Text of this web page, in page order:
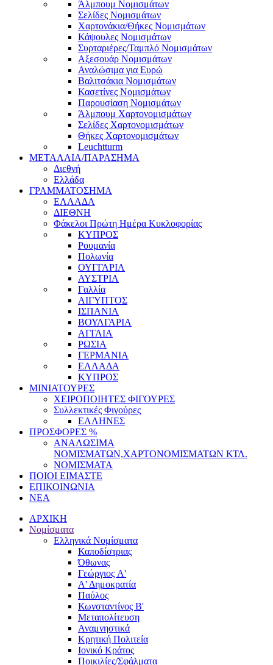
Άλμπουμ Νομισμάτων
Σελίδες Νομισμάτων
Χαρτονάκια/Θήκες Νομισμάτων
Κάψουλες Νομισμάτων
Συρταριέρες/Ταμπλό Νομισμάτων
Αξεσουάρ Νομισμάτων
Αναλώσιμα για Ευρώ
Βαλιτσάκια Νομισμάτων
Κασετίνες Νομισμάτων
Παρουσίαση Νομισμάτων
Άλμπουμ Χαρτονομισμάτων
Σελίδες Χαρτονομισμάτων
Θήκες Χαρτονομισμάτων
Leuchtturm
ΜΕΤΑΛΛΙΑ/ΠΑΡΑΣΗΜΑ
Διεθνή
Ελλάδα
ΓΡΑΜΜΑΤΟΣΗΜΑ
ΕΛΛΑΔΑ
ΔΙΕΘΝΗ
Φάκελοι Πρώτη Ημέρα Κυκλοφορίας
ΚΥΠΡΟΣ
Ρουμανία
Πολωνία
ΟΥΓΓΑΡΙΑ
ΑΥΣΤΡΙΑ
Γαλλία
ΑΙΓΥΠΤΟΣ
ΙΣΠΑΝΙΑ
ΒΟΥΛΓΑΡΙΑ
ΑΓΓΛΙΑ
ΡΩΣΙΑ
ΓΕΡΜΑΝΙΑ
ΕΛΛΑΔΑ
ΚΥΠΡΟΣ
ΜΙΝΙΑΤΟΥΡΕΣ
ΧΕΙΡΟΠΟΙΗΤΕΣ ΦΙΓΟΥΡΕΣ
Συλλεκτικές Φιγούρες
ΕΛΛΗΝΕΣ
ΠΡΟΣΦΟΡΕΣ %
ΑΝΑΛΩΣΙΜΑ
ΝΟΜΙΣΜΑΤΩΝ,ΧΑΡΤΟΝΟΜΙΣΜΑΤΩΝ ΚΤΛ.
ΝΟΜΙΣΜΑΤΑ
ΠΟΙΟΙ ΕΙΜΑΣΤΕ
ΕΠΙΚΟΙΝΩΝΙΑ
ΝΕΑ
ΑΡΧΙΚΗ
Νομίσματα
Ελληνικά Νομίσματα
Καποδίστριας
Όθωνας
Γεώργιος A'
Α' Δημοκρατία
Παύλος
Κωνσταντίνος Β'
Μεταπολίτευση
Αναμνηστικά
Κρητική Πολιτεία
Ιονικό Κράτος
Ποικιλίες/Σφάλματα